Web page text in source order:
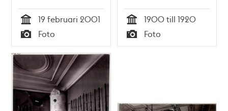
Tid
19 februari 2001
Typ
Foto Tid
1900 till 1920
Typ
Foto